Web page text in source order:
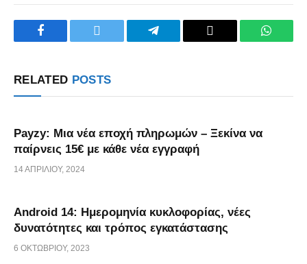
Facebook Twitter Telegram
Copy
RELATED POSTS
Payzy: Μια νέα εποχή πληρωμών – Ξεκίνα να
παίρνεις 15€ με κάθε νέα εγγραφή
14 ΑΠΡΙΛΊΟΥ, 2024
Android 14: Ημερομηνία κυκλοφορίας, νέες
δυνατότητες και τρόπος εγκατάστασης
6 ΟΚΤΩΒΡΊΟΥ, 2023